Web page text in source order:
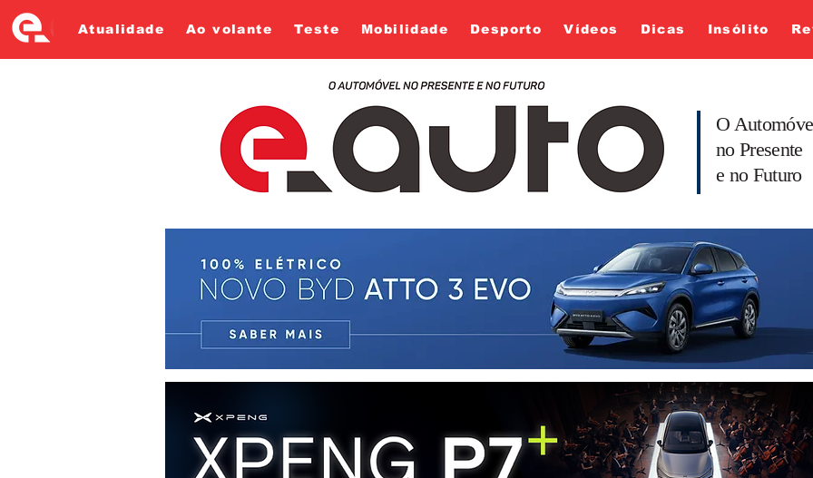
Atualidade Ao volante Teste Mobilidade Desporto Vídeos Dicas Insólito
O
no Presente
e no Futuro